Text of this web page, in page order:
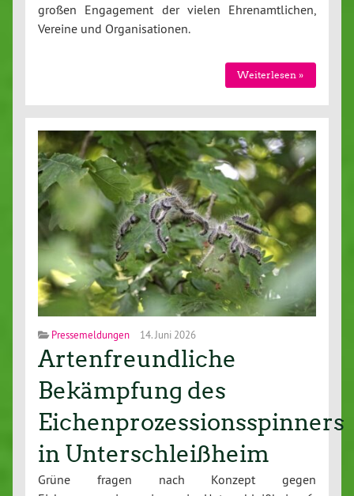
großen Engagement der vielen Ehrenamtlichen,
Vereine und Organisationen.
Weiterlesen »
Pressemeldungen 14. Juni 2026
Artenfreundliche
Bekämpfung des
Eichenprozessionsspinners
in Unterschleißheim
Grüne fragen nach Konzept gegen